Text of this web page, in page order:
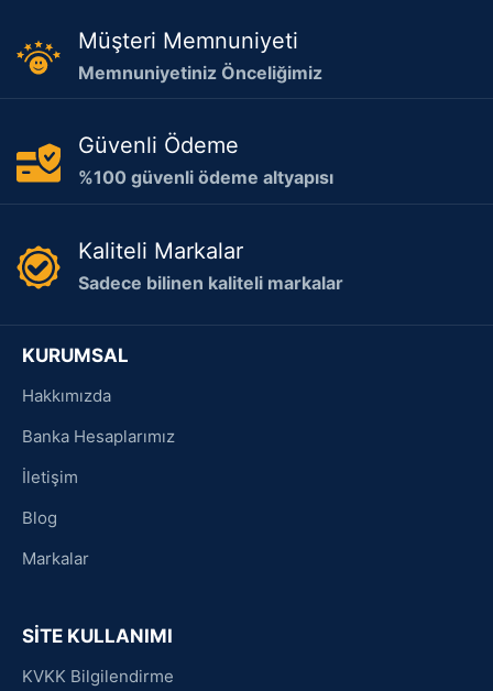
Müşteri Memnuniyeti
Memnuniyetiniz Önceliğimiz
Güvenli Ödeme
%100 güvenli ödeme altyapısı
Kaliteli Markalar
Sadece bilinen kaliteli markalar
KURUMSAL
Hakkımızda
Banka Hesaplarımız
İletişim
Blog
Markalar
SİTE KULLANIMI
KVKK Bilgilendirme